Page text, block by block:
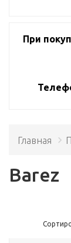
При
Главная
Barez